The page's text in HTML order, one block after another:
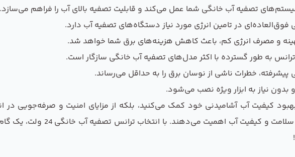
تصفیه آب خانگی شما عمل می‌کند و قابلیت تصفیه بالای آب را فراهم
و مصرف انرژی کم، باعث کاهش هزینه‌های برق شما خواهد شد.
به طور گسترده با اکثر مدل‌های تصفیه آب خانگی سازگار است.
خطرات ناشی از نوسان برق را به حداقل می‌رساند.
بدون نیاز به ابزار ویژه نصب می‌شود.
بهبود کیفیت آب آشامیدنی خود کمک می‌کنید، بلکه از مزایای امنیت و صرفه‌جویی در
خانواده‌ها و افرادی است که